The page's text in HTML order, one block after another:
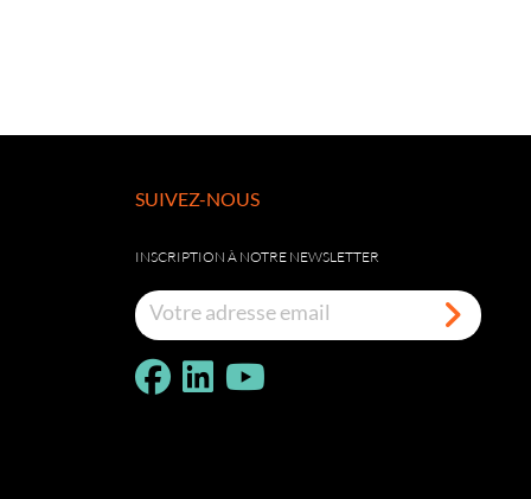
SUIVEZ-NOUS
INSCRIPTION À NOTRE NEWSLETTER